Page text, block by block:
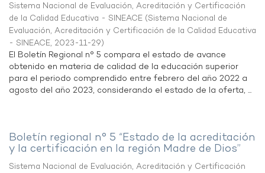
Sistema Nacional de Evaluación, Acreditación y Certificación
de la Calidad Educativa - SINEACE (Sistema Nacional de
Evaluación, Acreditación y Certificación de la Calidad Educativa
- SINEACE, 2023-11-29)
El Boletín Regional n° 5 compara el estado de avance
obtenido en materia de calidad de la educación superior
para el periodo comprendido entre febrero del año 2022 a
agosto del año 2023, considerando el estado de la oferta, ...
Boletín regional n° 5 “Estado de la acreditación
y la certificación en la región Madre de Dios”
Sistema Nacional de Evaluación, Acreditación y Certificación